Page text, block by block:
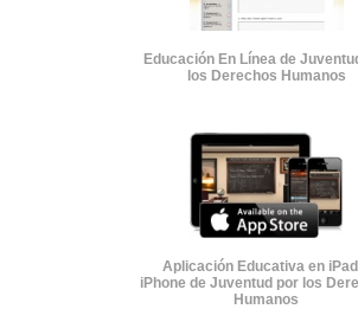
Educación En Línea de
los Derechos Humanos
Aplicación Educativa en
iPhone de Juventud por los
Humanos